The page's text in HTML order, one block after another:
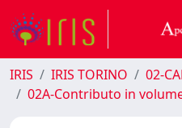
IRIS IRIS TORINO
02-
02A-Contributo in